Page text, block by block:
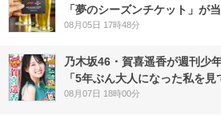
「夢のシーズンチケット」が
08月05日 17時48分
乃木坂46・賀喜遥香が週刊少
「5年ぶん大人になった私を見
08月07日 18時00分